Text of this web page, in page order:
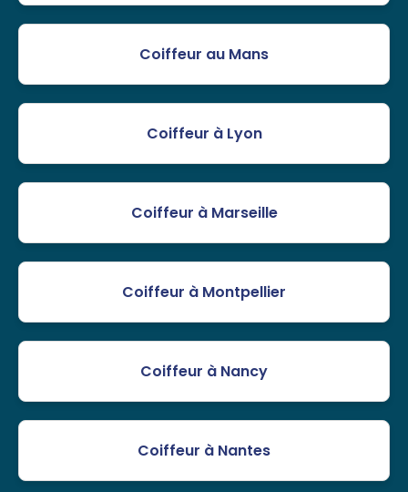
Coiffeur au Mans
Coiffeur à Lyon
Coiffeur à Marseille
Coiffeur à Montpellier
Coiffeur à Nancy
Coiffeur à Nantes